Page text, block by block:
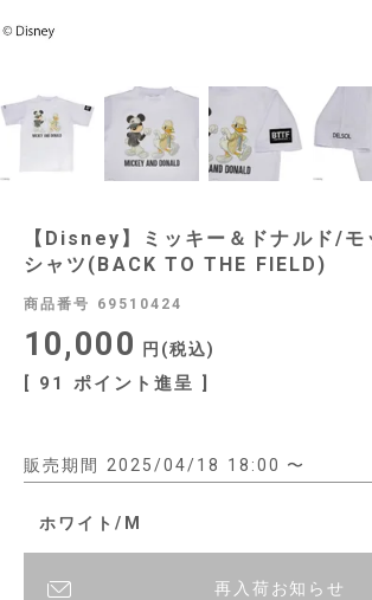
【Disney】ミッキー＆ドナルド/モ
シャツ(BACK TO THE FIELD)
商品番号 69510424
10,000 税込
[ 91 ポイント進呈 ]
販売期間 2025/04/18 18:00 〜
ホワイト/M
再入荷お知らせ